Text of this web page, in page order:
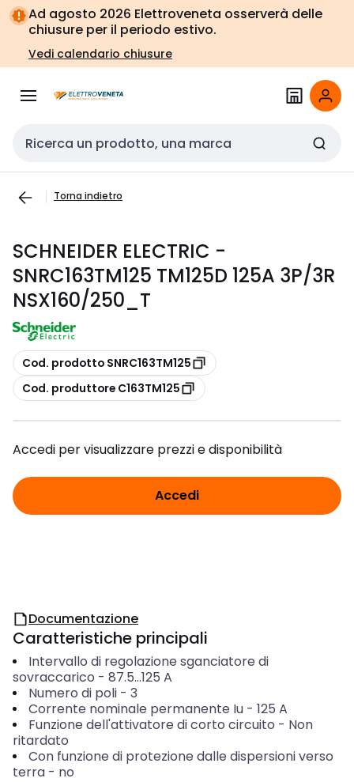
Vai alla
navigazione
Vai
alla
pagina
Ad agosto 2026 Elettroveneta osserverà delle
chiusure per il periodo estivo.
Vedi calendario chiusure
Cerca input
Torna indietro
SCHNEIDER ELECTRIC -
SNRC163TM125 TM125D 125A 3P/3R
NSX160/250_T
copia
Cod. prodotto SNRC163TM125
copia
Cod. produttore C163TM125
Accedi per visualizzare prezzi e disponibilità
Accedi
Documentazione
Caratteristiche principali
Intervallo di regolazione sganciatore di
sovraccarico - 87.5...125 A
Numero di poli- 3
Corrente nominale permanente Iu- 125 A
Funzione dell'attivatore di corto circuito - Non
ritardato
Con funzione di protezione dalle dispersioni verso
terra - no